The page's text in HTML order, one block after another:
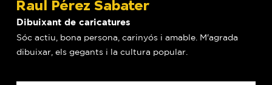
Raul Pérez Sabater
Dibuixant de caricatures
Sóc actiu, bona persona, carinyós i amable. M'agrada
dibuixar, els gegants i la cultura popular.